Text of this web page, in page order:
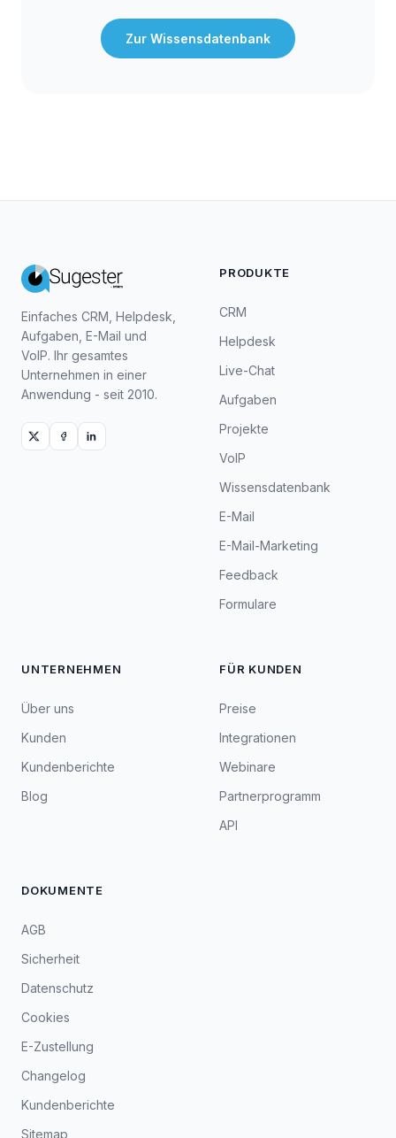
Zur Wissensdatenbank
Einfaches CRM, Helpdesk,
Aufgaben, E-Mail und
VoIP. Ihr gesamtes
Unternehmen in einer
Anwendung - seit 2010.
PRODUKTE
CRM
Helpdesk
Live-Chat
Aufgaben
Projekte
VoIP
Wissensdatenbank
E-Mail
E-Mail-Marketing
Feedback
Formulare
UNTERNEHMEN
Über uns
Kunden
Kundenberichte
Blog
FÜR KUNDEN
Preise
Integrationen
Webinare
Partnerprogramm
API
DOKUMENTE
AGB
Sicherheit
Datenschutz
Cookies
E-Zustellung
Changelog
Kundenberichte
Sitemap